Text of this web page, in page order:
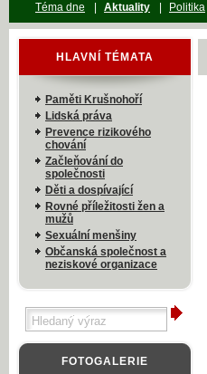
HLAVNÍ TÉMATA
Paměti Krušnohoří
Lidská práva
Prevence rizikového
chování
Začleňování do
společnosti
Děti a dospívající
Rovné příležitosti žen a
mužů
Sexuální menšiny
Občanská společnost a
neziskové organizace
FOTOGALERIE
Téma dne Aktuality Politika